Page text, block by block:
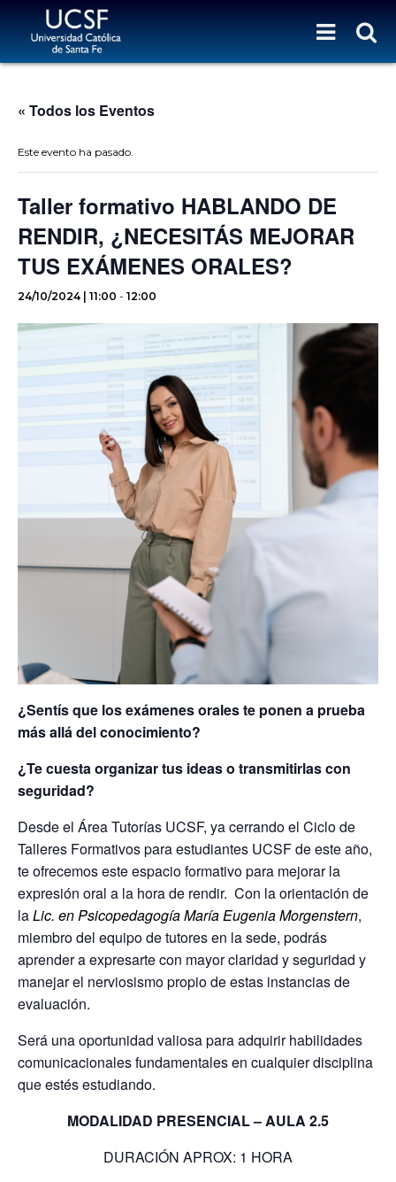
« Todos los Eventos
Este evento ha pasado.
Taller formativo HABLANDO DE
RENDIR, ¿NECESITÁS MEJORAR
TUS EXÁMENES ORALES?
24/10/2024 | 11:00 - 12:00
¿Sentís que los exámenes orales te ponen a prueba
más allá del conocimiento?
¿Te cuesta organizar tus ideas o transmitirlas con
seguridad?
Desde el Área Tutorías UCSF, ya cerrando el Ciclo de
Talleres Formativos para estudiantes UCSF de este año,
te ofrecemos este espacio formativo para mejorar la
expresión oral a la hora de rendir. Con la orientación de
laLic. en Psicopedagogía María Eugenia Morgenstern,
miembro del equipo de tutores en la sede, podrás
aprender a expresarte con mayor claridad y seguridad y
manejar el nerviosismo propio de estas instancias de
evaluación.
Será una oportunidad valiosa para adquirir habilidades
comunicacionales fundamentales en cualquier disciplina
que estés estudiando.
MODALIDAD PRESENCIAL – AULA 2.5
DURACIÓN APROX: 1 HORA